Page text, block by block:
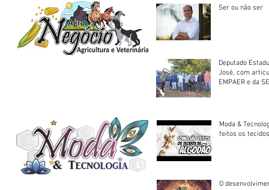
Ser ou não ser
Deputado
José, com
EMPAER e da
Moda &
feitos os
O